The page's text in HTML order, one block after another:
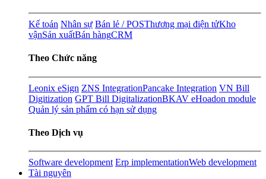
Kế toán Nhân sự Bán lẻ / POSThương mại điện tửKho
vậnSản xuấtBán hàngCRM
Theo Chức năng
Leonix eSign ZNS IntegrationPancake Integration VN Bill
Digitization GPT Bill DigitalizationBKAV eHoadon module
Quản lý sản phẩm có hạn sử dụng
Theo Dịch vụ
Software development Erp implementationWeb development
Tài nguyên